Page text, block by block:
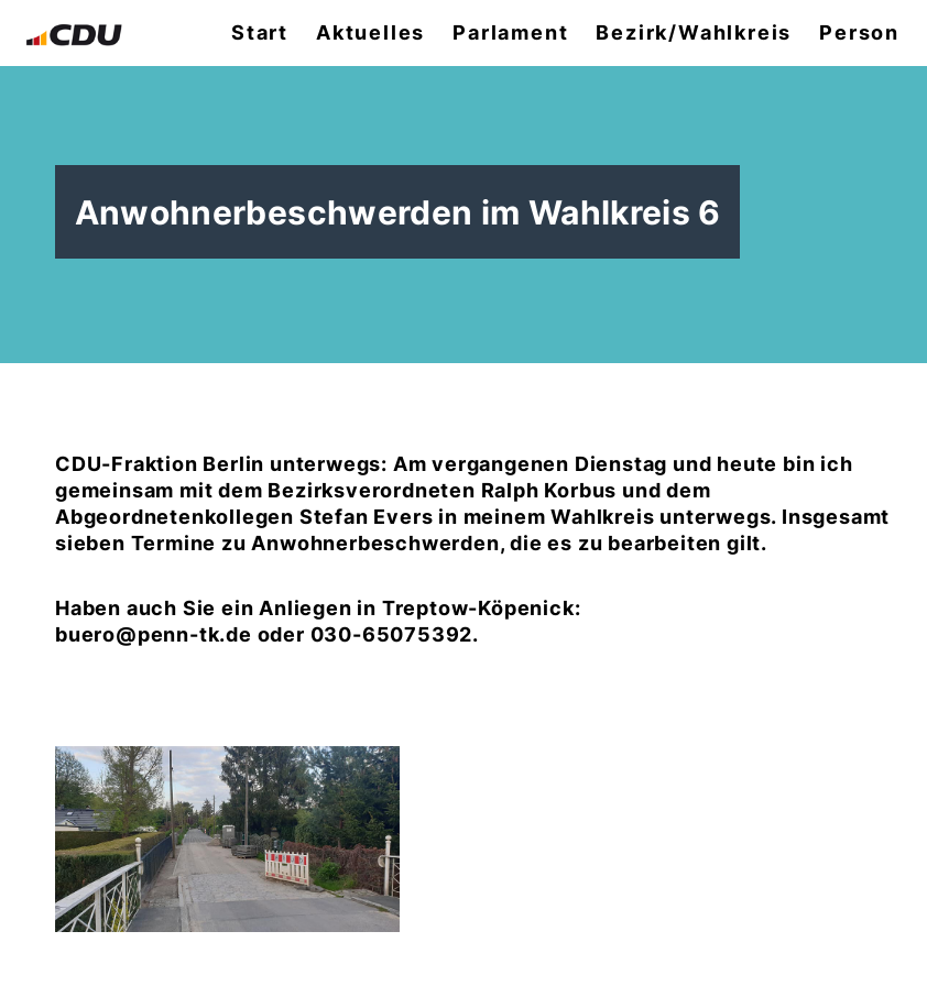
Start Aktuelles Parlament Bezirk/Wahlkreis Person
Anwohnerbeschwerden im Wahlkreis 6
CDU-Fraktion Berlin unterwegs: Am vergangenen Dienstag und heute bin ich
gemeinsam mit dem Bezirksverordneten Ralph Korbus und dem
Abgeordnetenkollegen Stefan Evers in meinem Wahlkreis unterwegs. Insgesamt
sieben Termine zu Anwohnerbeschwerden, die es zu bearbeiten gilt.
Haben auch Sie ein Anliegen in Treptow-Köpenick:
buero@penn-tk.de oder 030-65075392.